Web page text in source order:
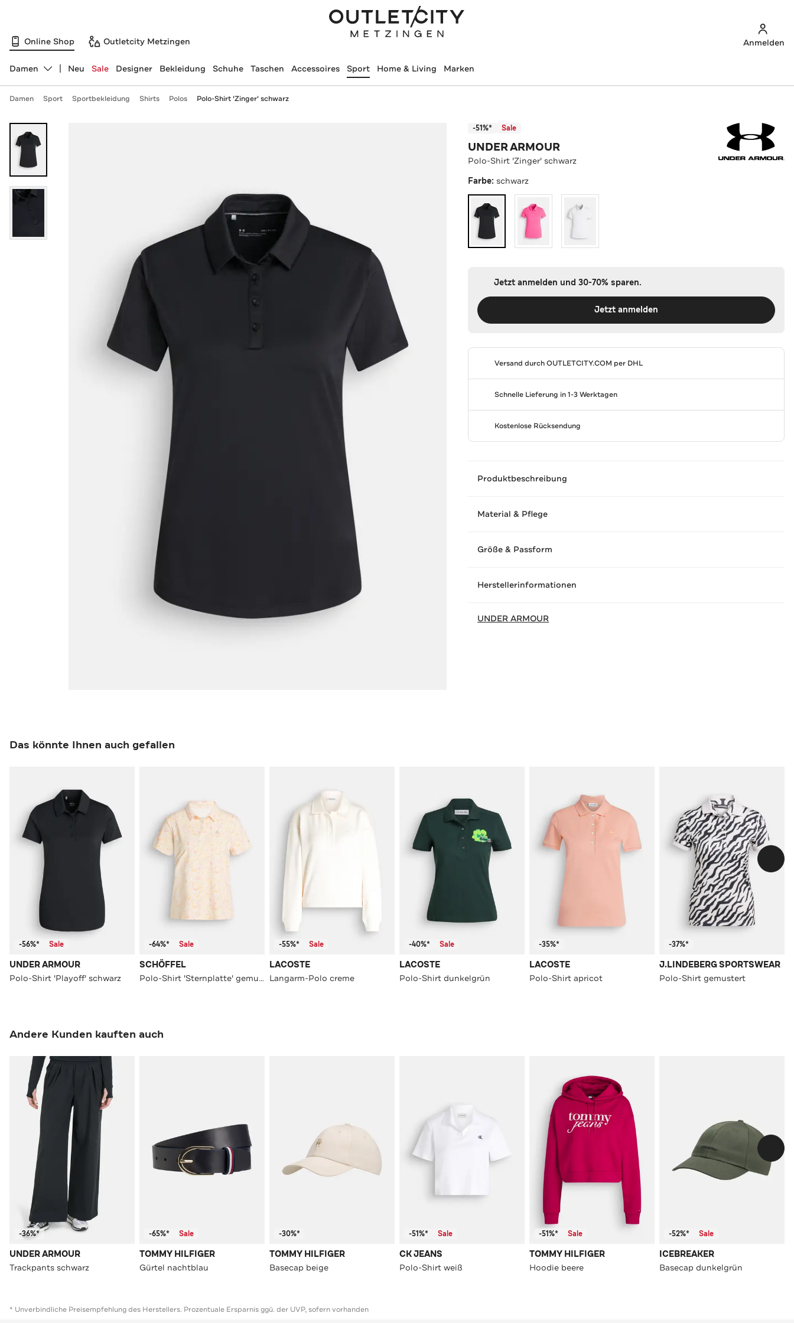
Online Shop Outletcity Metzingen Anmelden
Abteilung ändern, ausgewählt:
Damen Neu Sale Designer Bekleidung Schuhe Taschen Accessoires Sport Home & Living Marken
Damen Sport Sportbekleidung Shirts Polos Polo-Shirt 'Zinger' schwarz
-51%* Sale
UNDER ARMOUR
Polo-Shirt 'Zinger' schwarz
Farbe: schwarz
Jetzt anmelden und 30-70% sparen.
Jetzt anmelden
Versand durchOUTLETCITY.COM per DHL
Schnelle Lieferung in 1-3 Werktagen
Kostenlose Rücksendung
Produktbeschreibung
Material & Pflege
Größe & Passform
Herstellerinformationen
UNDER ARMOUR
Das könnte Ihnen auch gefallen
-56%* Sale
UNDER ARMOUR
Polo-Shirt 'Playoff' schwarz
-64%* Sale
SCHÖFFEL
Polo-Shirt 'Sternplatte' gemustert
-55%* Sale
LACOSTE
Langarm-Polo creme
-40%* Sale
LACOSTE
Polo-Shirt dunkelgrün
-35%*
LACOSTE
Polo-Shirt apricot
-37%*
J.LINDEBERG SPORTSWEAR
Polo-Shirt gemustert
Andere Kunden kauften auch
-36%*
UNDER ARMOUR
Trackpants schwarz
-65%* Sale
TOMMY HILFIGER
Gürtel nachtblau
-30%*
TOMMY HILFIGER
Basecap beige
-51%* Sale
CK JEANS
Polo-Shirt weiß
-51%* Sale
TOMMY HILFIGER
Hoodie beere
-52%* Sale
ICEBREAKER
Basecap dunkelgrün
* Unverbindliche Preisempfehlung des Herstellers. Prozentuale Ersparnis ggü. der UVP, sofern vorhanden